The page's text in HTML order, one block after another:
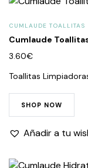
CUMLAUDE TOALLITAS
Cumlaude
3.60€
Toallitas
SHOP NOW
Añadir a tu